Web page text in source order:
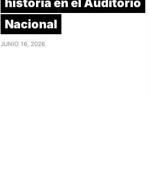
historia en el Auditorio
Nacional
JUNIO 16, 2026